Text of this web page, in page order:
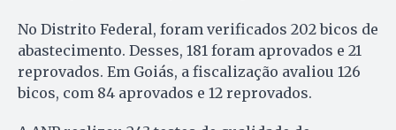
No Distrito Federal, foram verificados 202 bicos de
abastecimento. Desses, 181 foram aprovados e 21
reprovados. Em Goiás, a fiscalização avaliou 126
bicos, com 84 aprovados e 12 reprovados.